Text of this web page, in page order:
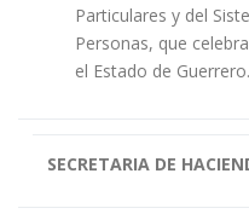
Particulares y del
Personas, que
el Estado de Guerrero.
SECRETARIA DE